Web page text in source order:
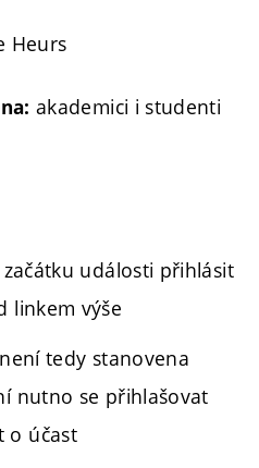
Heurs
akademici i studenti
události přihlásit
linkem výše
tedy stanovena
nutno se přihlašovat
o účast